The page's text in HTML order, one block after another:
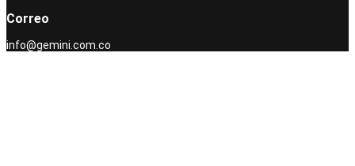
Correo
info@gemini.com.co